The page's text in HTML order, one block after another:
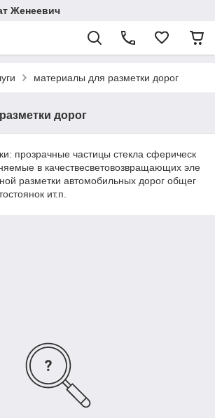
Женеевич
материалы для разметки дорог
дорог
прозрачные частицы стекла сферическ
в качествесветовозвращающих эле
разметки автомобильных дорог общег
ит.п.